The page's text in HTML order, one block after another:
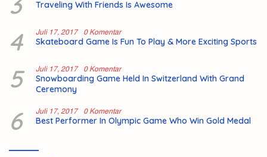
Traveling With Friends Is Awesome
4 Juli 17, 2017 0 Komentar
Skateboard Game Is Fun To Play & More Exciting Sports
5 Juli 17, 2017 0 Komentar
Snowboarding Game Held In Switzerland With Grand
Ceremony
6 Juli 17, 2017 0 Komentar
Best Performer In Olympic Game Who Win Gold Medal